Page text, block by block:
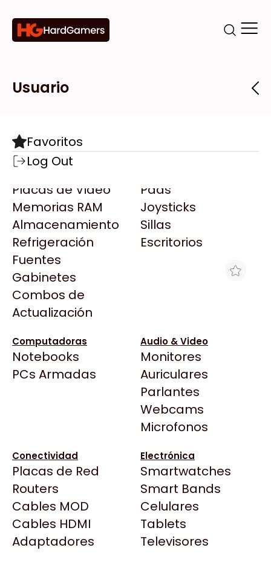
Categorías
Componentes
Motherboards
Microprocesadores
Placas de Video
Memorias RAM
Almacenamiento
Refrigeración
Fuentes
Gabinetes
Combos de
Actualización
Pads
Joysticks
Sillas
Escritorios
Computadoras
Notebooks
PCs Armadas
Audio & Video
Monitores
Auriculares
Parlantes
Webcams
Microfonos
Conectividad
Placas de Red
Routers
Cables MOD
Cables HDMI
Adaptadores
Electrónica
Smartwatches
Smart Bands
Celulares
Tablets
Televisores
Marcas
Todas las Marcas
AMD
AULA
Acer
Adata
AeroCool
Antec
Arkham
Asrock
BenQ
CX
Cooler Master
Deepcool
Dell
EVGA
Gamemax
Genesis
Genius
Tiendas
Destacadas
Todas las Tiendas
Click Gaming
Compufan Store
Dinobyte
Full H4rd
Gaming City
Gezatek
Usuario
Favoritos
Log Out
HPE DL380/DL560 G11 HIGH PERF 2U
HS KIT
$280.832
Ver producto en la página de Max Tecno